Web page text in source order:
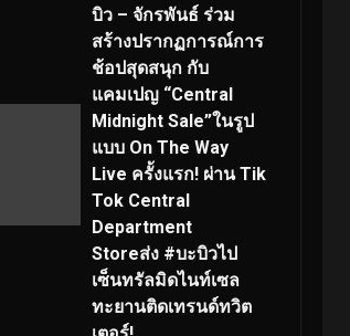
บิว – จักรพันธ์ ร่วม
สร้างปรากฏการณ์การ
ช้อปสุดสนุก กับ
แคมเปญ “Central
Midnight Sale”ในรูป
แบบ On The Way
Live ครั้งแรก! ผ่าน Tik
Tok Central
Department
Storeส่ง #บะบิวไป
เซ็นทรัลมิดไนท์เซล
ทะยานติดเทรนด์ทวิต